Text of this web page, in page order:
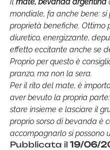
mondiale, fa anche bene:
proprietà benefiche. Ottimo
diuretico, energizzante,
effetto eccitante anche se
Proprio per questo è
pranzo, ma non la sera.
Per il rito del mate, è
aver bevuto la propria
stare insieme e lasciare il
proprio sorso di bevanda è
accompagnarlo si possono
Pubblicata il 19/06/